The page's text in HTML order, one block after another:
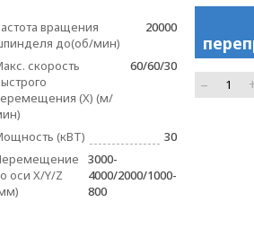
вращения
до(об/мин)
20000
скорость
(X) (м/
60/60/30
(кВТ)
30
оси X/Y/Z
3000-
4000/2000/1000-
800
–